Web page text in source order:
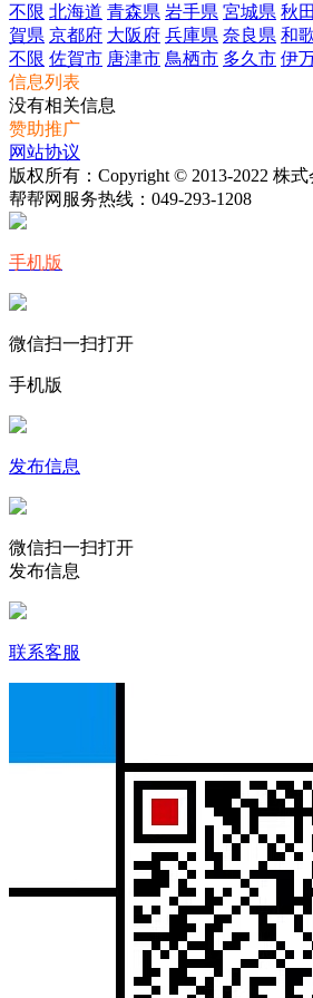
不限 北海道 青森県 岩手県 宮城県 秋
賀県 京都府 大阪府 兵庫県 奈良県 和
不限 佐賀市 唐津市 鳥栖市 多久市 伊
信息列表
没有相关信息
赞助推广
网站协议
版权所有：Copyright © 2013-2022 株
帮帮网服务热线： 049-293-1208
手机版
微信扫一扫打开
手机版
发布信息
微信扫一扫打开
发布信息
联系客服